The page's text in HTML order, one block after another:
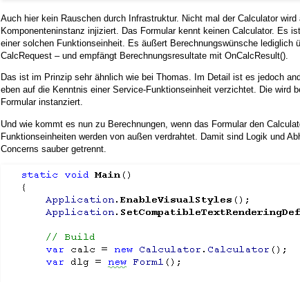
Auch hier kein Rauschen durch Infrastruktur. Nicht mal der Calculator wird
Komponenteninstanz injiziert. Das Formular kennt keinen Calculator. Es
einer solchen Funktionseinheit. Es äußert Berechnungswünsche lediglich
CalcRequest – und empfängt Berechnungsresultate mit OnCalcResult().
Das ist im Prinzip sehr ähnlich wie bei Thomas. Im Detail ist es jedoch
eben auf die Kenntnis einer Service-Funktionseinheit verzichtet. Die wird
Formular instanziert.
Und wie kommt es nun zu Berechnungen, wenn das Formular den
Funktionseinheiten werden von außen verdrahtet. Damit sind Logik und
Concerns sauber getrennt.